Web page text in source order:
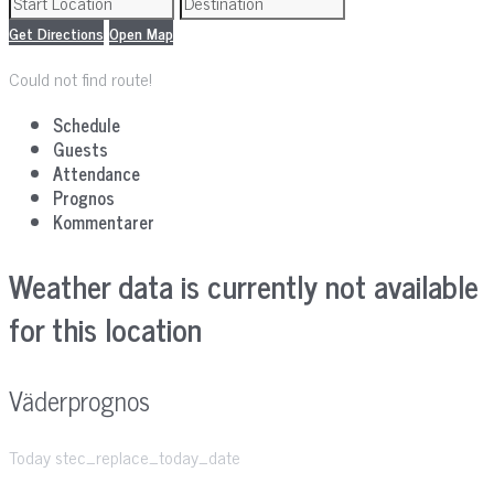
Get Directions Open Map
Could not find route!
Schedule
Guests
Attendance
Prognos
Kommentarer
Weather data is currently not available
for this location
Väderprognos
Today stec_replace_today_date